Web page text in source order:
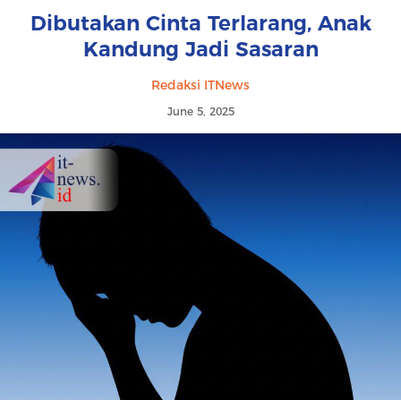
Dibutakan Cinta Terlarang, Anak
Kandung Jadi Sasaran
Redaksi ITNews
June 5, 2025